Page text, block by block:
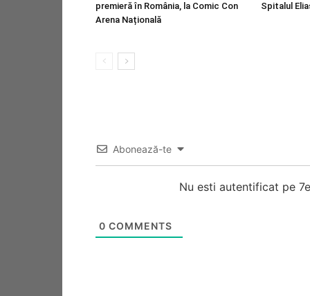
premieră în România, la Comic Con
Arena Națională
Spitalul
Abonează-te
Nu esti autentificat pe
0 COMMENTS